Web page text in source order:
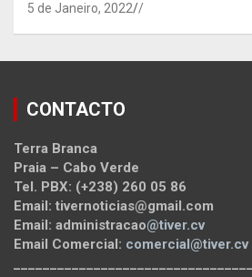
5 de Janeiro, 2022 /
CONTACTO
Terra Branca
Praia – Cabo Verde
Tel. PBX: (+238) 260 05 86
Email: tivernoticias@gmail.com
Email: administracao@tiver.cv
Email Comercial: comercial@tiver.cv